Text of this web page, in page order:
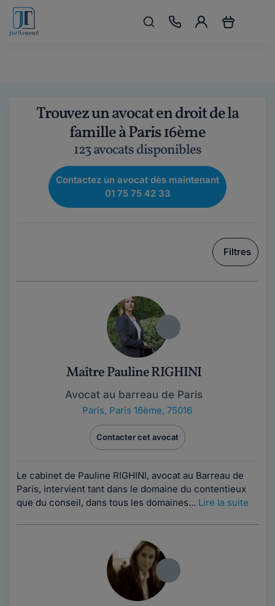
Trouvez un avocat en droit de la
famille à Paris 16ème
123 avocats disponibles
Contactez un avocat dès maintenant
01 75 75 42 33
Filtres
Maître Pauline RIGHINI
Avocat au barreau de Paris
Paris, Paris 16ème, 75016
Contacter cet avocat
Le cabinet de Pauline RIGHINI, avocat au Barreau de
Paris, intervient tant dans le domaine du contentieux
que du conseil, dans tous les domaines... Lire la suite